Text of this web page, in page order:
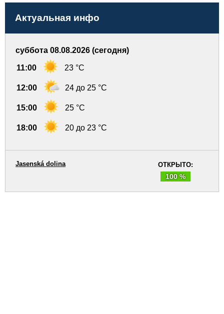
Актуальная инфо
суббота 08.08.2026 (сегодня)
11:00 23 °C
12:00 24 до 25 °C
15:00 25 °C
18:00 20 до 23 °C
ОТКРЫТО:
100 %
Jasenská dolina